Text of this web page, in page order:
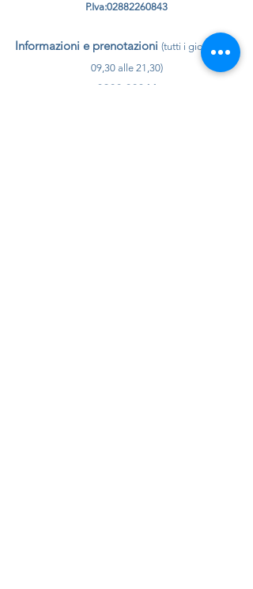
P.Iva:02882260843
Informazioni e prenotazioni (tutti i giorni dalle
09,30 alle 21,30)
0922 22044